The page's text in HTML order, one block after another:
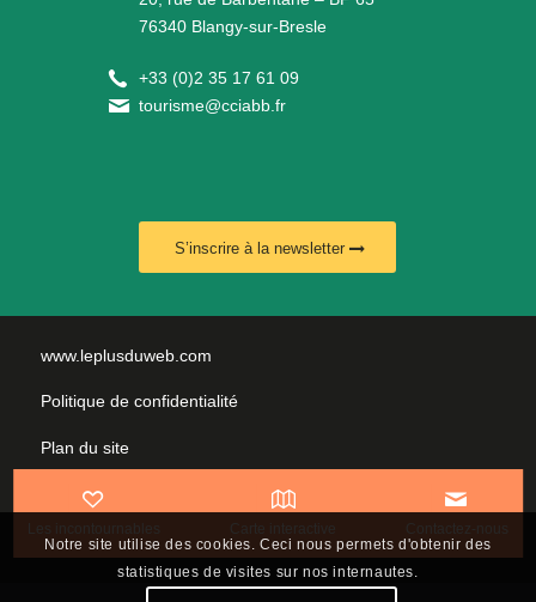
Les incontournables Carte interactive Contactez-nous
76340 Blangy-sur-Bresle
+33 (0)2 35 17 61 09
tourisme@cciabb.fr
S’inscrire à la newsletter
www.leplusduweb.com
Politique de confidentialité
Plan du site
Mentions légales
Nous contacter
Notre site utilise des cookies. Ceci nous permets d'obtenir des
statistiques de visites sur nos internautes.